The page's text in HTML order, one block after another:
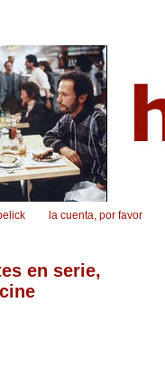
la cuenta, por favor
en serie,